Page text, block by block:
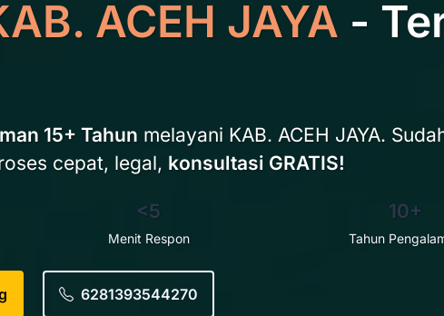
ACEH JAYA -
15+ Tahun melayani KAB. ACEH JAYA.
cepat, legal, konsultasi GRATIS!
<5
Menit Respon
10+
Tahun
6281393544270